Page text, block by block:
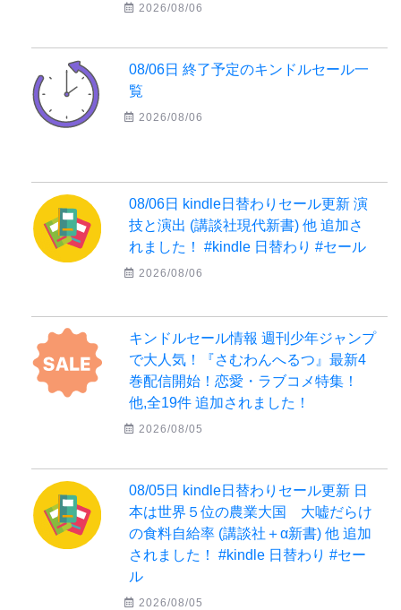
2026/08/06
08/06日 終了予定のキンドルセール一
覧
2026/08/06
08/06日 kindle日替わりセール更新 演
技と演出 (講談社現代新書) 他 追加さ
れました！ #kindle 日替わり #セール
2026/08/06
キンドルセール情報 週刊少年ジャンプ
で大人気！『さむわんへるつ』最新4
巻配信開始！恋愛・ラブコメ特集！
他,全19件 追加されました！
2026/08/05
08/05日 kindle日替わりセール更新 日
本は世界５位の農業大国 大嘘だらけ
の食料自給率 (講談社＋α新書) 他 追加
されました！ #kindle 日替わり #セー
ル
2026/08/05